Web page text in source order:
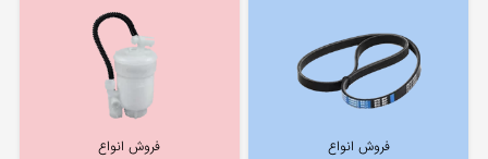
فروش انواع فروش انواع